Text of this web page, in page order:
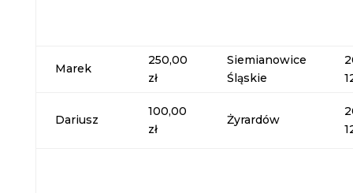
Marek
250,00
zł
Siemianowice
Śląskie
Dariusz
100,00
zł
Żyrardów